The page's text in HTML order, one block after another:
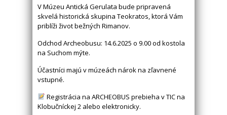
V Múzeu Antická Gerulata bude pripravená
skvelá historická skupina Teokratos, ktorá Vám
priblíži život bežných Rimanov.
Odchod Archeobusu: 14.6.2025 o 9.00 od kostola
na Suchom mýte.
Účastníci majú v múzeách nárok na zľavnené
vstupné.
Registrácia na ARCHEOBUS prebieha v TIC na
Klobučníckej 2 alebo elektronicky.